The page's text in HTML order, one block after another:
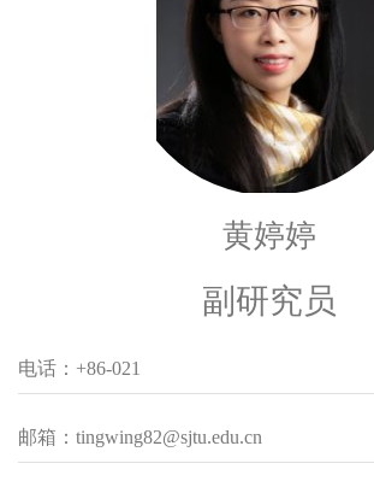
黄婷婷
副研究员
电话：+86-021
邮箱：tingwing82@sjtu.edu.cn